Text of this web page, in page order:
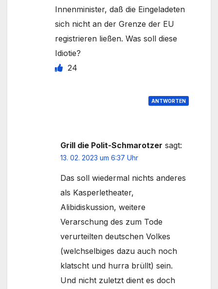
Innenminister, daß die Eingeladeten
sich nicht an der Grenze der EU
registrieren ließen. Was soll diese
Idiotie?
24
ANTWORTEN
Grill die Polit-Schmarotzer sagt:
13. 02. 2023 um 6:37 Uhr
Das soll wiedermal nichts anderes
als Kasperletheater,
Alibidiskussion, weitere
Verarschung des zum Tode
verurteilten deutschen Volkes
(welchselbiges dazu auch noch
klatscht und hurra brüllt) sein.
Und nicht zuletzt dient es doch